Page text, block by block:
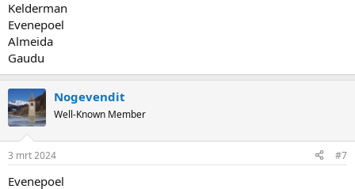
Kelderman
Evenepoel
Almeida
Gaudu
Nogevendit
Well-Known Member
3 mrt 2024 #7
Evenepoel